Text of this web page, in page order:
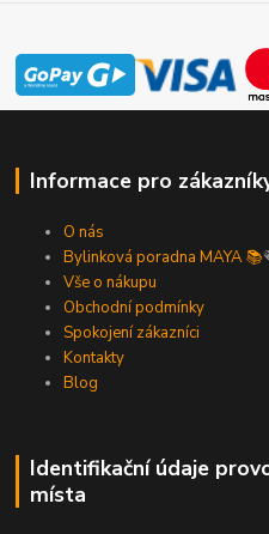
Informace pro
O nás
Bylinková poradna MAYA 📚
Vše o nákupu
Obchodní podmínky
Spokojení zákazníci
Kontakty
Blog
Identifikační údaje
místa